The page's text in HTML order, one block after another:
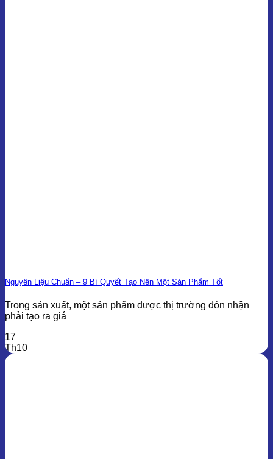
Nguyên Liệu Chuẩn – 9 Bí Quyết Tạo Nên Một Sản Phẩm Tốt
Trong sản xuất, một sản phẩm được thị trường đón nhận
phải tạo ra giá
17
Th10